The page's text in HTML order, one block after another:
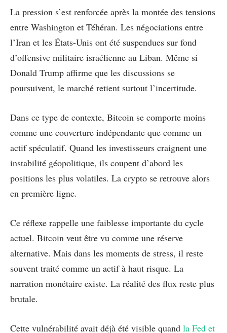
La pression s’est renforcée après la montée des tensions
entre Washington et Téhéran. Les négociations entre
l’Iran et les États-Unis ont été suspendues sur fond
d’offensive militaire israélienne au Liban. Même si
Donald Trump affirme que les discussions se
poursuivent, le marché retient surtout l’incertitude.
Dans ce type de contexte, Bitcoin se comporte moins
comme une couverture indépendante que comme un
actif spéculatif. Quand les investisseurs craignent une
instabilité géopolitique, ils coupent d’abord les
positions les plus volatiles. La crypto se retrouve alors
en première ligne.
Ce réflexe rappelle une faiblesse importante du cycle
actuel. Bitcoin veut être vu comme une réserve
alternative. Mais dans les moments de stress, il reste
souvent traité comme un actif à haut risque. La
narration monétaire existe. La réalité des flux reste plus
brutale.
Cette vulnérabilité avait déjà été visible quand la Fed et